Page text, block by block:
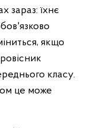
зараз: їхнє
якщо
класу.
це може